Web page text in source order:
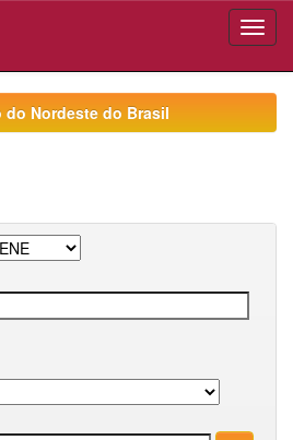
do Nordeste do Brasil